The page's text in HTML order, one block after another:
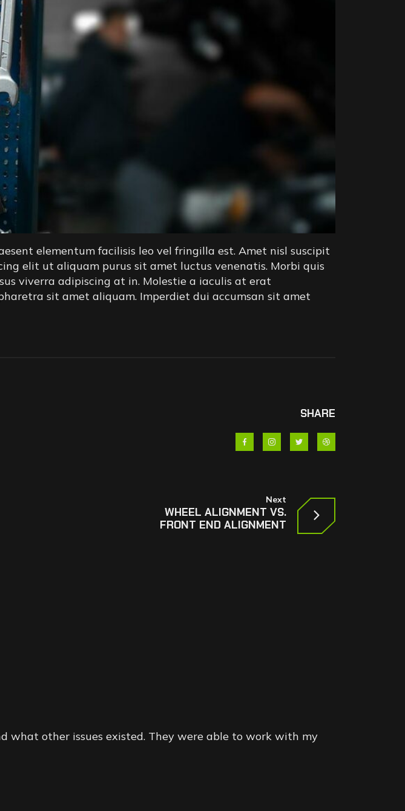
elementum facilisis leo vel fringilla est. Amet nisl suscipit
elit ut aliquam purus sit amet luctus venenatis. Morbi quis
viverra adipiscing at in. Molestie a iaculis at erat
sit amet aliquam. Imperdiet dui accumsan sit amet
SHARE
Next
WHEEL ALIGNMENT VS.
FRONT END ALIGNMENT
what other issues existed. They were able to work with my